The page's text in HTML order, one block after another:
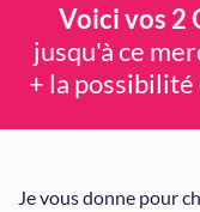
Voici vos 2
jusqu'à ce
+ la
Je vous donne pour